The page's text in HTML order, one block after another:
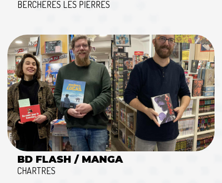
BERCHERES LES PIERRES
BD FLASH / MANGA
CHARTRES